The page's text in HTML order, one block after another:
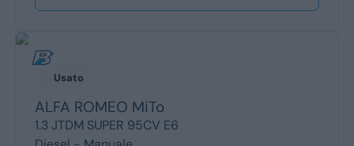
Usato
ALFA ROMEO MiTo
1.3 JTDM SUPER 95CV E6